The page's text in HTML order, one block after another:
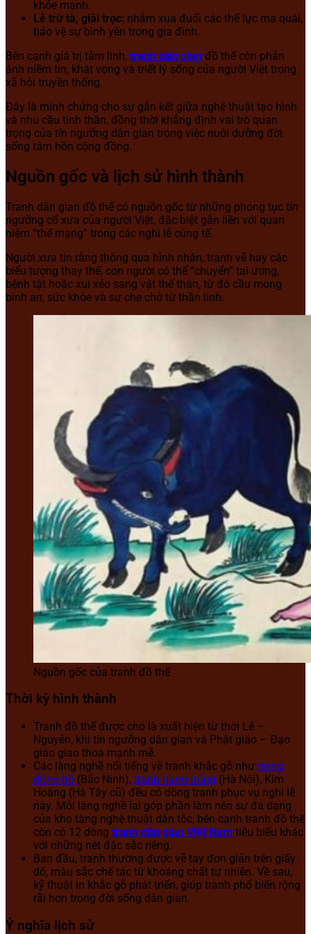
khỏe mạnh.
Lễ trừ tà, giải trọc: nhằm xua đuổi các thế lực ma quái,
bảo vệ sự bình yên trong gia đình.
Bên cạnh giá trị tâm linh, tranh dân gian đồ thế còn phản
ánh niềm tin, khát vọng và triết lý sống của người Việt trong
xã hội truyền thống.
Đây là minh chứng cho sự gắn kết giữa nghệ thuật tạo hình
và nhu cầu tinh thần, đồng thời khẳng định vai trò quan
trọng của tín ngưỡng dân gian trong việc nuôi dưỡng đời
sống tâm hồn cộng đồng.
Nguồn gốc và lịch sử hình thành
Tranh dân gian đồ thế có nguồn gốc từ những phong tục tín
ngưỡng cổ xưa của người Việt, đặc biệt gắn liền với quan
niệm “thế mạng” trong các nghi lễ cúng tế.
Người xưa tin rằng thông qua hình nhân, tranh vẽ hay các
biểu tượng thay thế, con người có thể “chuyển” tai ương,
bệnh tật hoặc xui xẻo sang vật thế thân, từ đó cầu mong
bình an, sức khỏe và sự che chở từ thần linh.
Nguồn gốc của tranh đồ thế
Thời kỳ hình thành
Tranh đồ thế được cho là xuất hiện từ thời Lê –
Nguyễn, khi tín ngưỡng dân gian và Phật giáo – Đạo
giáo giao thoa mạnh mẽ.
Các làng nghề nổi tiếng về tranh khắc gỗ như trang
đông hồ (Bắc Ninh), tranh hàng trống (Hà Nội), Kim
Hoàng (Hà Tây cũ) đều có dòng tranh phục vụ nghi lễ
này. Mỗi làng nghề lại góp phần làm nên sự đa dạng
của kho tàng nghệ thuật dân tộc, bên cạnh tranh đồ thế
còn có 12 dòng tranh dân gian Việt Nam tiêu biểu khác
với những nét đặc sắc riêng.
Ban đầu, tranh thường được vẽ tay đơn giản trên giấy
dó, màu sắc chế tác từ khoáng chất tự nhiên. Về sau,
kỹ thuật in khắc gỗ phát triển, giúp tranh phổ biến rộng
rãi hơn trong đời sống dân gian.
Ý nghĩa lịch sử